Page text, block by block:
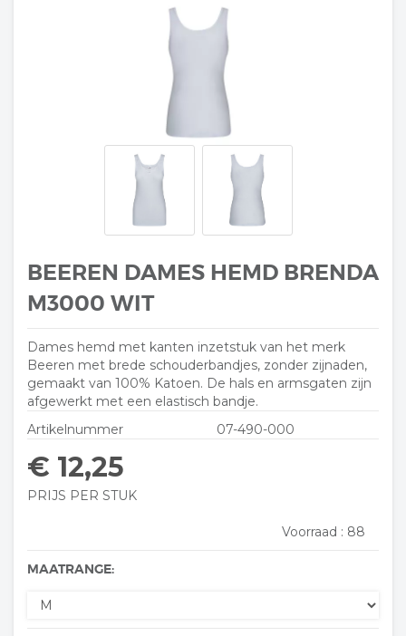
BEEREN DAMES HEMD BRENDA
M3000 WIT
Dames hemd met kanten inzetstuk van het merk
Beeren met brede schouderbandjes, zonder zijnaden,
gemaakt van 100% Katoen. De hals en armsgaten zijn
afgewerkt met een elastisch bandje.
Artikelnummer
07-490-000
€ 12,25
PRIJS PER STUK
Voorraad : 88
MAATRANGE: